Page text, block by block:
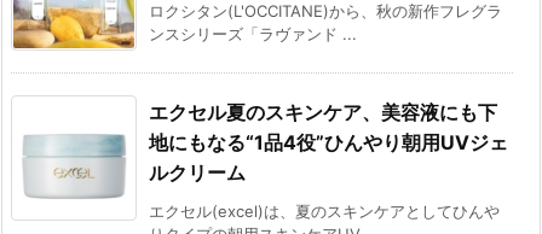
ロクシタン(L'OCCITANE)から、秋の新作フレグラ
ンスシリーズ「ラヴァンド ...
エクセル夏のスキンケア、美容液にも下
地にもなる“1品4役”ひんやり朝用UVジェ
ルクリーム
エクセル(excel)は、夏のスキンケアとしてひんや